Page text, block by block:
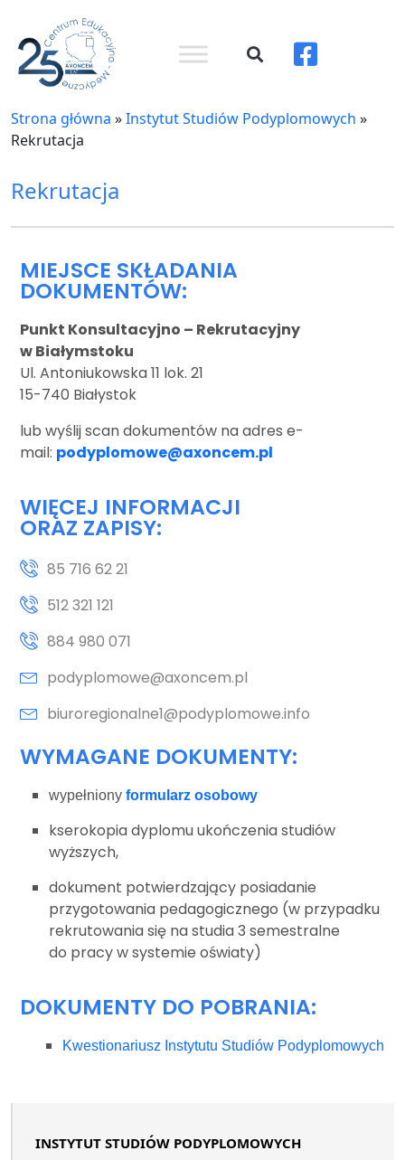
Strona główna »Instytut Studiów Podyplomowych »
Rekrutacja
Rekrutacja
MIEJSCE SKŁADANIA
DOKUMENTÓW:
Punkt Konsultacyjno – Rekrutacyjny
w Białymstoku
Ul. Antoniukowska 11 lok. 21
15-740 Białystok
lub wyślij scan dokumentów na adres e-
mail: podyplomowe@axoncem.pl
WIĘCEJ INFORMACJI
ORAZ ZAPISY:
85 716 62 21
512 321 121
884 980 071
podyplomowe@axoncem.pl
biuroregionalne1@podyplomowe.info
WYMAGANE DOKUMENTY:
wypełniony formularz osobowy
kserokopia dyplomu ukończenia studiów
wyższych,
dokument potwierdzający posiadanie
przygotowania pedagogicznego (w przypadku
rekrutowania się na studia 3 semestralne
do pracy w systemie oświaty)
DOKUMENTY DO POBRANIA:
Kwestionariusz Instytutu Studiów Podyplomowych
INSTYTUT STUDIÓW PODYPLOMOWYCH